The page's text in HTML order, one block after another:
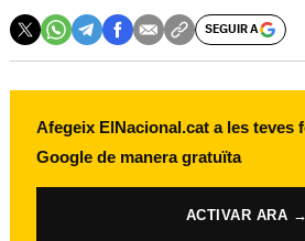
SEGUIR A
Afegeix ElNacional.cat a les teves
Google de manera gratuïta
ACTIVAR ARA →